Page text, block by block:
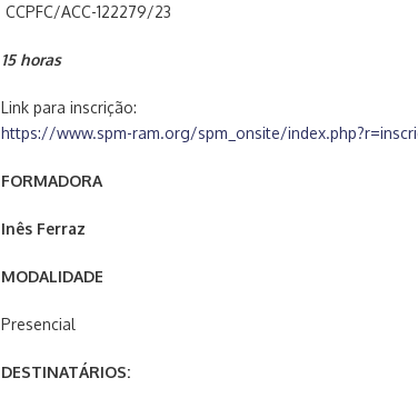
CCPFC/ACC-122279/23
15 horas
Link para inscrição:
https://www.spm-ram.org/spm_onsite/
FORMADORA
Inês Ferraz
MODALIDADE
Presencial
DESTINATÁRIOS: